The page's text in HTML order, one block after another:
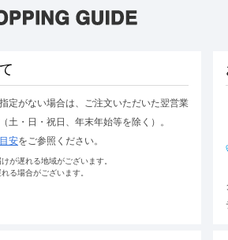
定がない場合は、ご注文いただいた翌営業
土・日・祝日、年末年始等を除く）。
安をご参照ください。
が遅れる地域がございます。
る場合がございます。